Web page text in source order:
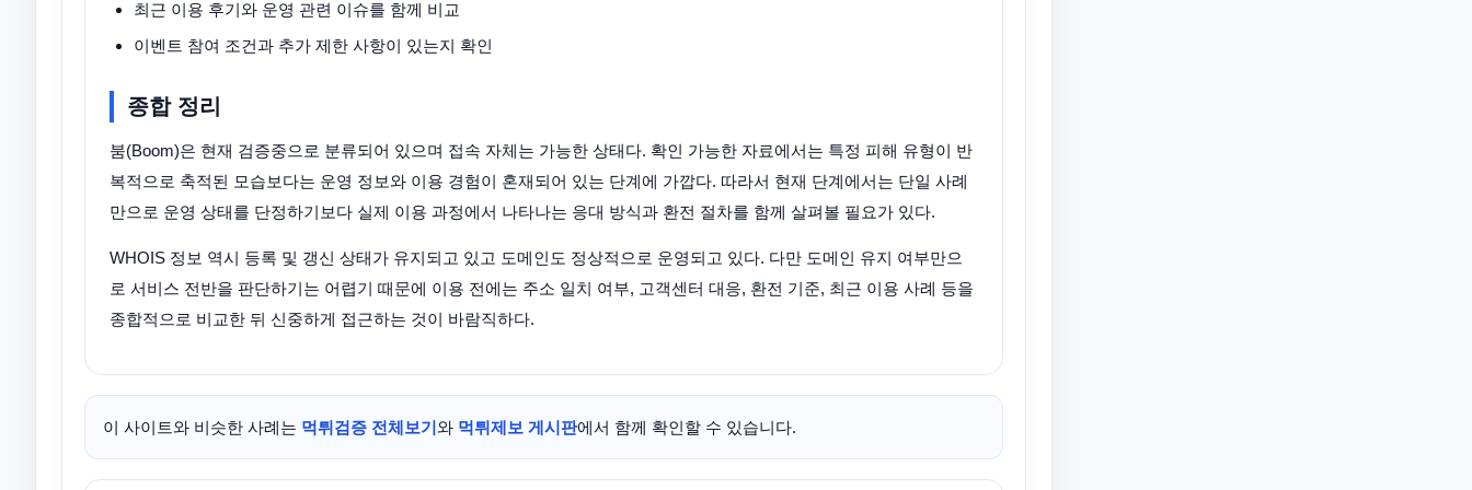
최근 이용 후기와 운영 관련 이슈를 함께 비교
이벤트 참여 조건과 추가 제한 사항이 있는지 확인
종합 정리
붐(Boom)은 현재 검증중으로 분류되어 있으며 접속 자체는 가능한 상태다. 확인 가능한 자료에서는 특정 피해 유형이 반
복적으로 축적된 모습보다는 운영 정보와 이용 경험이 혼재되어 있는 단계에 가깝다. 따라서 현재 단계에서는 단일 사례
만으로 운영 상태를 단정하기보다 실제 이용 과정에서 나타나는 응대 방식과 환전 절차를 함께 살펴볼 필요가 있다.
WHOIS 정보 역시 등록 및 갱신 상태가 유지되고 있고 도메인도 정상적으로 운영되고 있다. 다만 도메인 유지 여부만으
로 서비스 전반을 판단하기는 어렵기 때문에 이용 전에는 주소 일치 여부, 고객센터 대응, 환전 기준, 최근 이용 사례 등을
종합적으로 비교한 뒤 신중하게 접근하는 것이 바람직하다.
이 사이트와 비슷한 사례는 먹튀검증 전체보기와 먹튀제보 게시판에서 함께 확인할 수 있습니다.